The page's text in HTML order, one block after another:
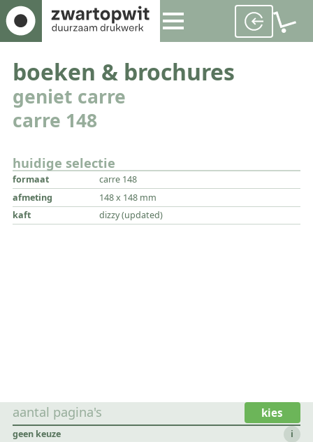
boeken & brochures
geniet carre
carre 148
huidige selectie
formaat
carre 148
afmeting
148 x 148 mm
kaft
dizzy (updated)
aantal pagina's kies
geen keuze i